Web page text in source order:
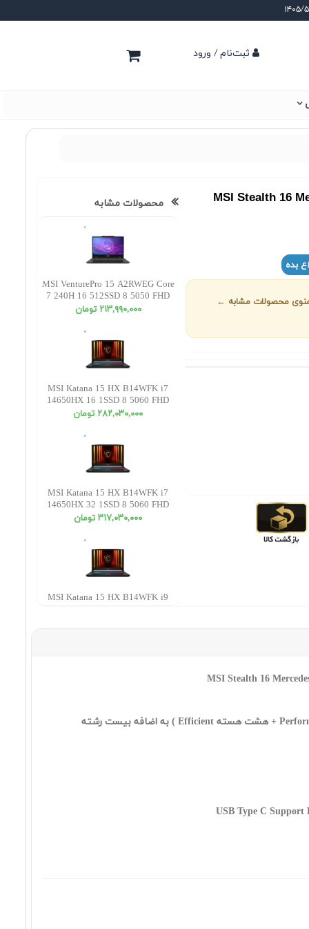
ثبت‌نام / ورود
MSI Stealth 16
بده
منوی محصولات مشابه ←
محصولات مشابه
MSI VenturePro 15 A2RWEG Core
7 240H 16 512SSD 8 5050 FHD
٢١٣,٩٩٠,٠٠٠ تومان
MSI Katana 15 HX B14WFK i7
14650HX 16 1SSD 8 5060 FHD
٢٨٢,٠٣٠,٠٠٠ تومان
MSI Katana 15 HX B14WFK i7
14650HX 32 1SSD 8 5060 FHD
٣١٧,٠٣٠,٠٠٠ تومان
MSI Katana 15 HX B14WFK i9
14650HX 32 2SSD 8 5060 FHD
٣٤٠,٩٩٠,٠٠٠ تومان